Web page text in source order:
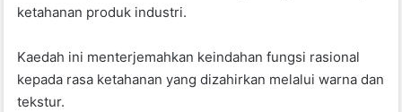
ketahanan produk industri.
Kaedah ini menterjemahkan keindahan fungsi rasional
kepada rasa ketahanan yang dizahirkan melalui warna dan
tekstur.